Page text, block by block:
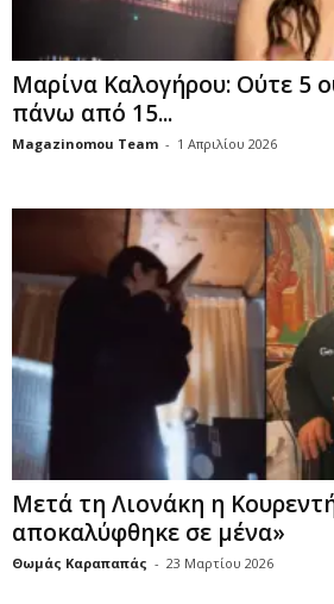
Μαρίνα Καλογήρου: Ούτε 5
πάνω από 15...
Magazinomou Team - 1 Απριλίου 2026
Μετά τη Λιονάκη η
αποκαλύφθηκε σε μένα»
Θωμάς Καραπαπάς - 23 Μαρτίου 2026